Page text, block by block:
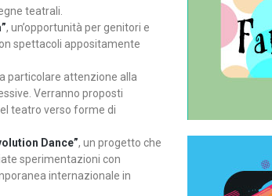
teatrali.
, un’opportunità per genitori e
spettacoli appositamente
particolare attenzione alla
Verranno proposti
teatro verso forme di
Dance”, un progetto che
sperimentazioni con
internazionale in
Teatro
rassegna
per far